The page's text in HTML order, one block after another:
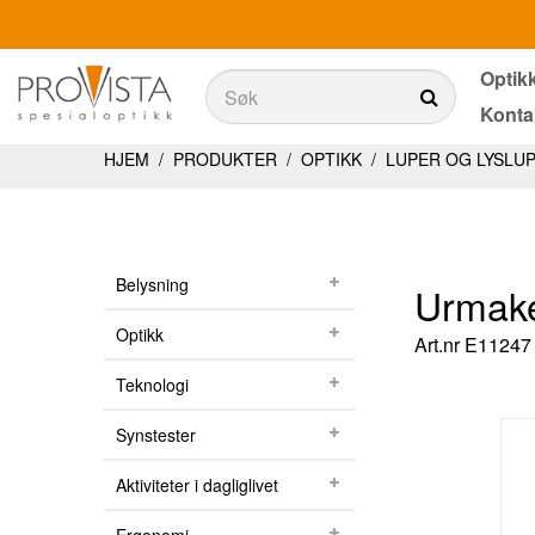
Søk
Produkter
Synstester
Aktiviteter i dagliglivet
Ergonomi
Tjenester
Optikkbutikker med et utvalg av våre produkter
HJEM / PRODUKTER / OPTIKK / LUPER OG
Belysning
Optikk
Teknologi
Synstester
Aktiviteter i dagliglivet
Art.nrE11247